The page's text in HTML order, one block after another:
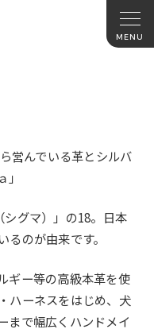
営んでいる革とシルバ
グマ）」の18。 日本
のが由来です。
ギー等の高級本革を使
ハーネスをはじめ、 犬
まで幅広くハンドメイ